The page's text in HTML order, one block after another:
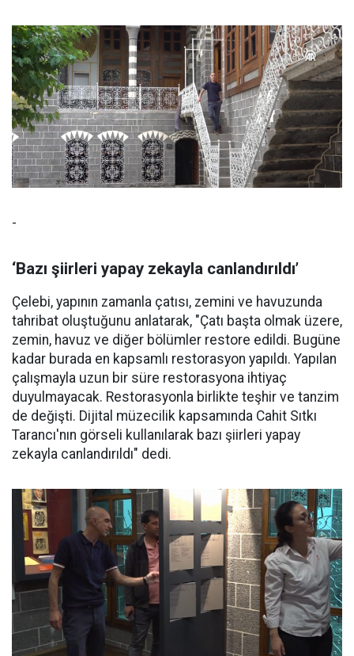
-
‘Bazı şiirleri yapay zekayla canlandırıldı’
Çelebi, yapının zamanla çatısı, zemini ve havuzunda
tahribat oluştuğunu anlatarak, "Çatı başta olmak üzere,
zemin, havuz ve diğer bölümler restore edildi. Bugüne
kadar burada en kapsamlı restorasyon yapıldı. Yapılan
çalışmayla uzun bir süre restorasyona ihtiyaç
duyulmayacak. Restorasyonla birlikte teşhir ve tanzim
de değişti. Dijital müzecilik kapsamında Cahit Sıtkı
Tarancı'nın görseli kullanılarak bazı şiirleri yapay
zekayla canlandırıldı" dedi.